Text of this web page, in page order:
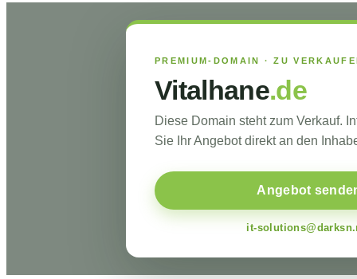
PREMIUM-DOMAIN · ZU
Vitalhane.de
Diese Domain steht zum Verkauf.
Sie Ihr Angebot direkt an den
Angebot
it-